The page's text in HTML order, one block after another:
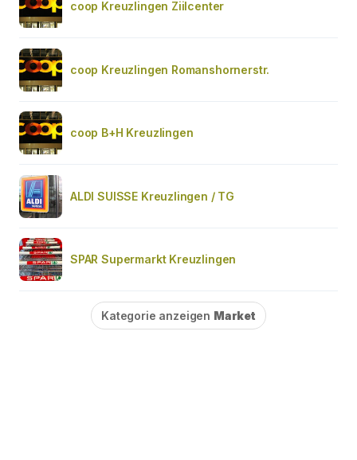
coop Kreuzlingen Ziilcenter
coop Kreuzlingen Romanshornerstr.
coop B+H Kreuzlingen
ALDI SUISSE Kreuzlingen / TG
SPAR Supermarkt Kreuzlingen
Kategorie anzeigen Market